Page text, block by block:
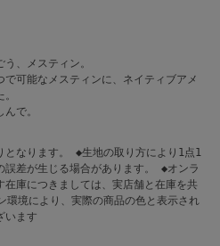
、メスティン。
可能なメスティンに、ネイティブアメ
で。
となります。 ◆生地の取り方により1点1
誤差が生じる場合があります。 ◆オンラ
庫につきましては、実店舗と在庫を共
境により、実際の商品の色と表示され
います